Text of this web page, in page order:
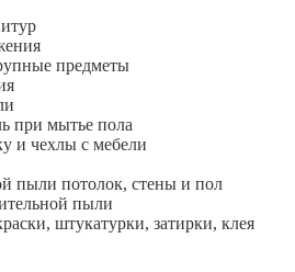
предметы
при мытье пола
и чехлы с мебели
пыли потолок, стены и пол
пыли
штукатурки, затирки, клея